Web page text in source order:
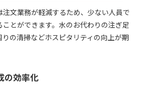
注文業務が軽減するため、少ない人員で
ことができます。水のお代わりの注ぎ足
りの清掃などホスピタリティの向上が期
の効率化